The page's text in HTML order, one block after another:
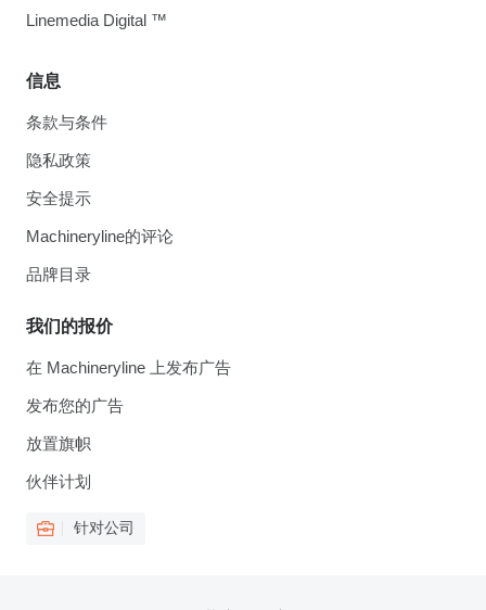
信息
条款与条件
隐私政策
安全提示
Machineryline的评论
品牌目录
我们的报价
在 Machineryline 上发布广告
发布您的广告
放置旗帜
伙伴计划
针对公司
Linemedia Digital ™